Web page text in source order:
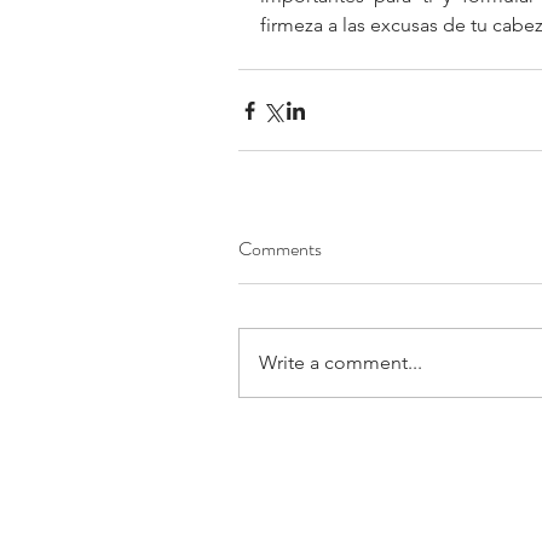
firmeza a las excusas de tu
Comments
Write a comment...